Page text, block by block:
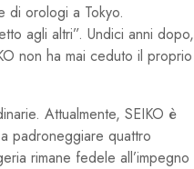
di orologi a Tokyo.
agli altri”. Undici anni dopo,
non ha mai ceduto il proprio
Attualmente, SEIKO è
padroneggiare quattro
rimane fedele all’impegno